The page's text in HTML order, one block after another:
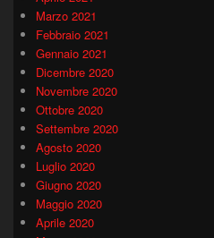
Marzo 2021
Febbraio 2021
Gennaio 2021
Dicembre 2020
Novembre 2020
Ottobre 2020
Settembre 2020
Agosto 2020
Luglio 2020
Giugno 2020
Maggio 2020
Aprile 2020